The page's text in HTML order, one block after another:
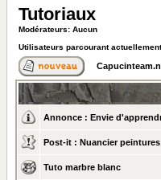
Tutoriaux
Modérateurs: Aucun
Utilisateurs parcourant
Annonce : Envie
Post-it : Nuancier peintures
Tuto marbre blanc